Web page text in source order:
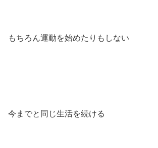
もちろん運動を始めたりもしない
今までと同じ生活を続ける